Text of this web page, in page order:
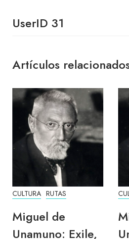
UserID 31
Artículos
CULTURA RUTAS
Miguel de
Unamuno: Exile,